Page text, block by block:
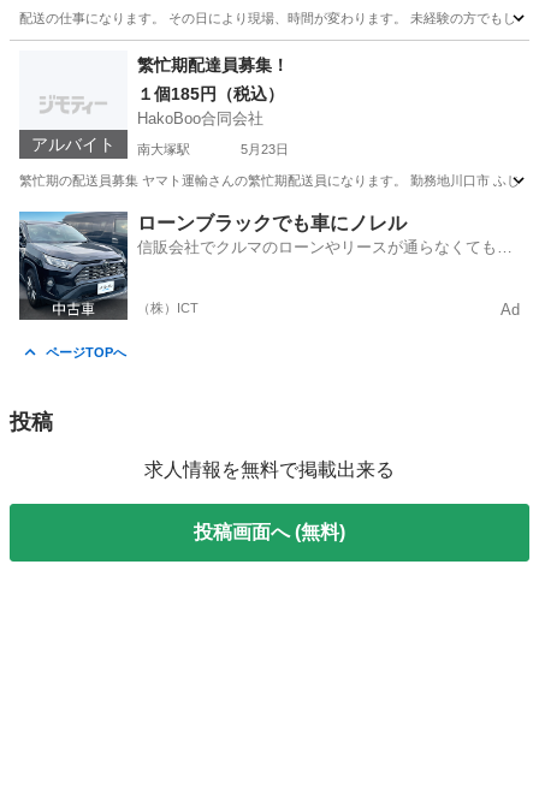
配送の仕事になります。 その日により現場、時間が変わります。 未経験の方でもし
南大塚駅 配送
アルバイト
繁忙期配達員募集！
１個185円（税込）
HakoBoo合同会社
南大塚駅 5月23日
繁忙期の配送員募集 ヤマト運輸さんの繁忙期配送員になります。 勤務地川口市 ふじ
埼玉 川越市 南大塚駅 配送 ヤマト運輸
ローンブラックでも車にノレル
信販会社でクルマのローンやリースが通らなくてもク
（株）ICT Ad
ページTOPへ
投稿
求人情報を無料で掲載出来る
投稿画面へ (無料)